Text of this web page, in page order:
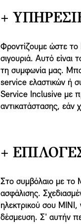
+
Φροντίζουμε ώστε το
σιγουριά. Αυτό
τη συμφωνία μας.
service ελαστικών ή
Service Inclusive με
αντικατάστασης, εάν
+
Στο συμβόλαιο με το
ασφάλισης.
ηλεκτρικού σου MINI,
δέσμευση. Σ' αυτήν